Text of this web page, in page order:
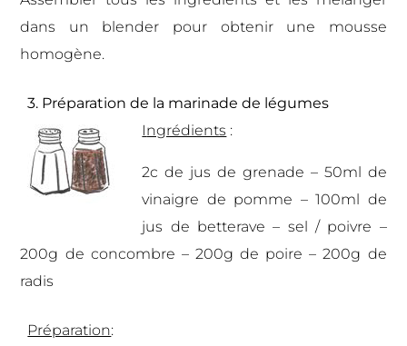
dans un blender pour obtenir une mousse
homogène.
3. Préparation de la marinade de légumes
Ingrédients :
2c de jus de grenade – 50ml de
vinaigre de pomme – 100ml de
jus de betterave – sel / poivre –
200g de concombre – 200g de poire – 200g de
radis
Préparation: